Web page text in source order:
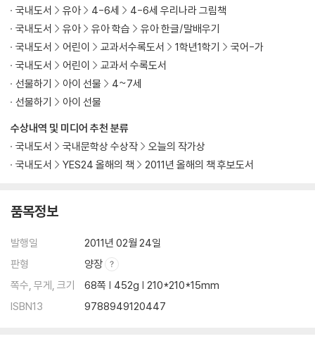
수상내역 및 미디어 추천 분류
국내도서
국내문학상 수상작
오늘의 작가상
국내도서
YES24 올해의 책 2011년 올해의 책 후보도서
국내도서
유아 4-6세
4-6세 우리나라 그림책
국내도서
유아 유아 학습
유아 한글/말배우기
국내도서
어린이 교과서수록도서 1학년1학기
국어-가
국내도서
어린이
교과서 수록도서
선물하기
아이 선물
4~7세
선물하기
아이 선물
품목정보
발행일
2011년 02월 24일
판형
양장
쪽수, 무게, 크기
68쪽 | 452g | 210*210*15mm
ISBN13
9788949120447